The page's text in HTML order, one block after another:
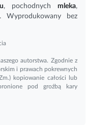
, pochodnych mleka,
Wyprodukowany bez
autorstwa. Zgodnie z
i prawach pokrewnych
kopiowanie całości lub
pod groźbą kary